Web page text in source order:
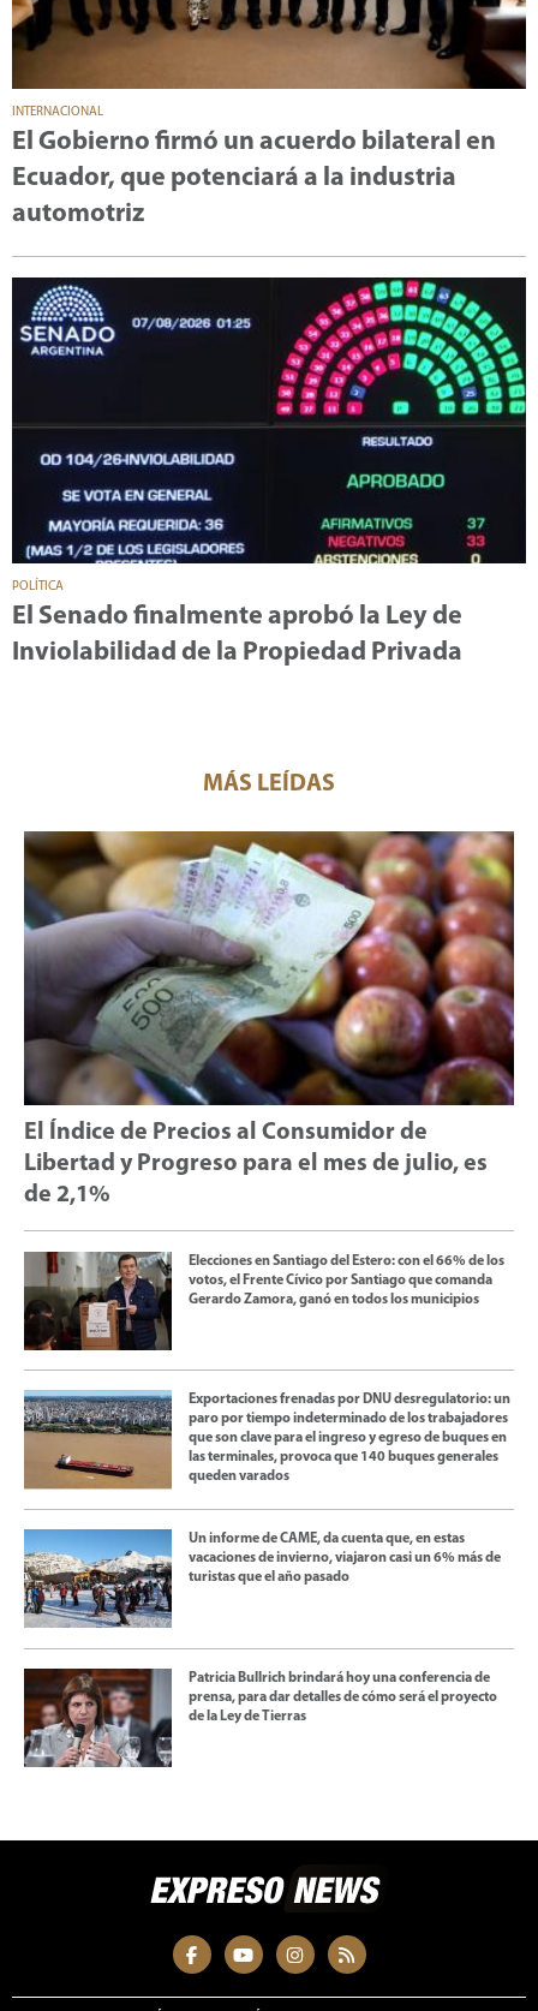
INTERNACIONAL
El Gobierno firmó un acuerdo bilateral en
Ecuador, que potenciará a la industria
automotriz
POLÍTICA
El Senado finalmente aprobó la Ley de
Inviolabilidad de la Propiedad Privada
MÁS LEÍDAS
El Índice de Precios al Consumidor de
Libertad y Progreso para el mes de julio, es
de 2,1%
Elecciones en Santiago del Estero: con el 66% de los
votos, el Frente Cívico por Santiago que comanda
Gerardo Zamora, ganó en todos los municipios
Exportaciones frenadas por DNU desregulatorio: un
paro por tiempo indeterminado de los trabajadores
que son clave para el ingreso y egreso de buques en
las terminales, provoca que 140 buques generales
queden varados
Un informe de CAME, da cuenta que, en estas
vacaciones de invierno, viajaron casi un 6% más de
turistas que el año pasado
Patricia Bullrich brindará hoy una conferencia de
prensa, para dar detalles de cómo será el proyecto
de la Ley de Tierras